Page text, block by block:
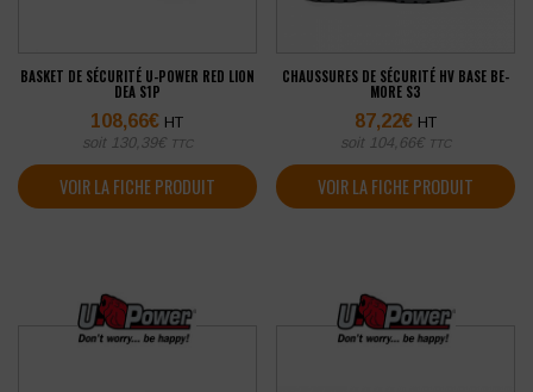
BASKET DE SÉCURITÉ U-POWER RED LION
DEA S1P
108,66€ HT
soit 130,39€ TTC
VOIR LA FICHE PRODUIT
CHAUSSURES DE SÉCURITÉ HV BASE BE-
MORE S3
87,22€ HT
soit 104,66€ TTC
VOIR LA FICHE PRODUIT